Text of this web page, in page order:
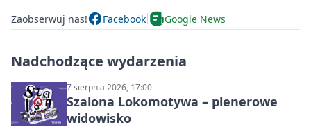
Zaobserwuj nas! Facebook Google News
Nadchodzące wydarzenia
7 sierpnia 2026, 17:00
Szalona Lokomotywa – plenerowe
widowisko